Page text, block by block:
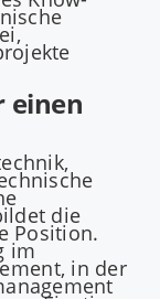
einen
die
Position.
im
in der